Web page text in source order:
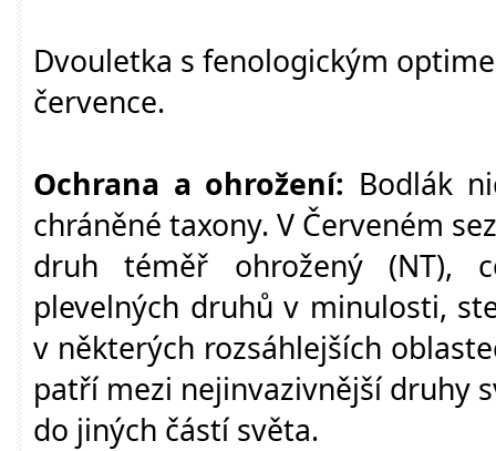
Dvouletka s fenologickým
července.
Ochrana a ohrožení: Bodlák
chráněné taxony. V Červeném
druh téměř ohrožený (NT),
plevelných druhů v minulosti,
v některých rozsáhlejších
patří mezi nejinvazivnější druhy
do jiných částí světa.